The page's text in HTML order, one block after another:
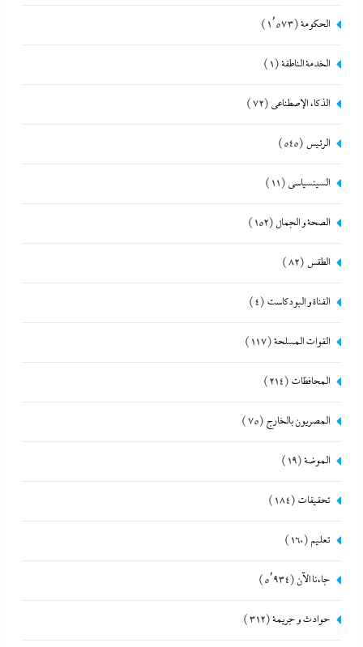
الحكومة(1٬573)
الخدمة الناطقة(1)
الذكاء الإصطناعي (72)
الرئيس (545)
السينسياسي (11)
الصحة و الجمال (152)
الطقس (82)
القناة و البودكاست (4)
القوات المسلحة(117)
المحافظات (214)
المصريون بالخارج (75)
الموضة(19)
تحقيقات (184)
تعليم (160)
جاءنا الآن (5٬934)
حوادث و جريمة(312)